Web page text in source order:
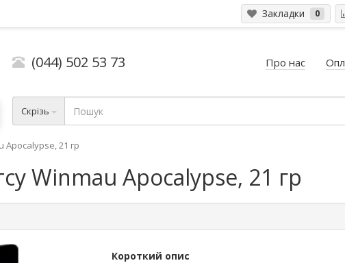
Закладки 0
(044) 502 53 73 Про нас
Скрізь
Apocalypse, 21 гр
Winmau Apocalypse, 21 гр
Короткий опис